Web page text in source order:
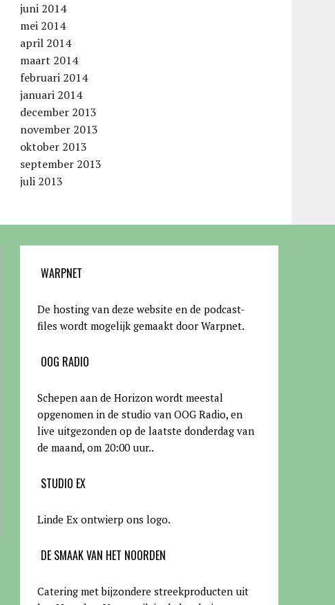
juni 2014
mei 2014
april 2014
maart 2014
februari 2014
januari 2014
december 2013
november 2013
oktober 2013
september 2013
juli 2013
WARPNET
De hosting van deze website en de podcast-
files wordt mogelijk gemaakt door Warpnet.
OOG RADIO
Schepen aan de Horizon wordt meestal
opgenomen in de studio van OOG Radio, en
live uitgezonden op de laatste donderdag van
de maand, om 20:00 uur..
STUDIO EX
Linde Ex ontwierp ons logo.
DE SMAAK VAN HET NOORDEN
Catering met bijzondere streekproducten uit